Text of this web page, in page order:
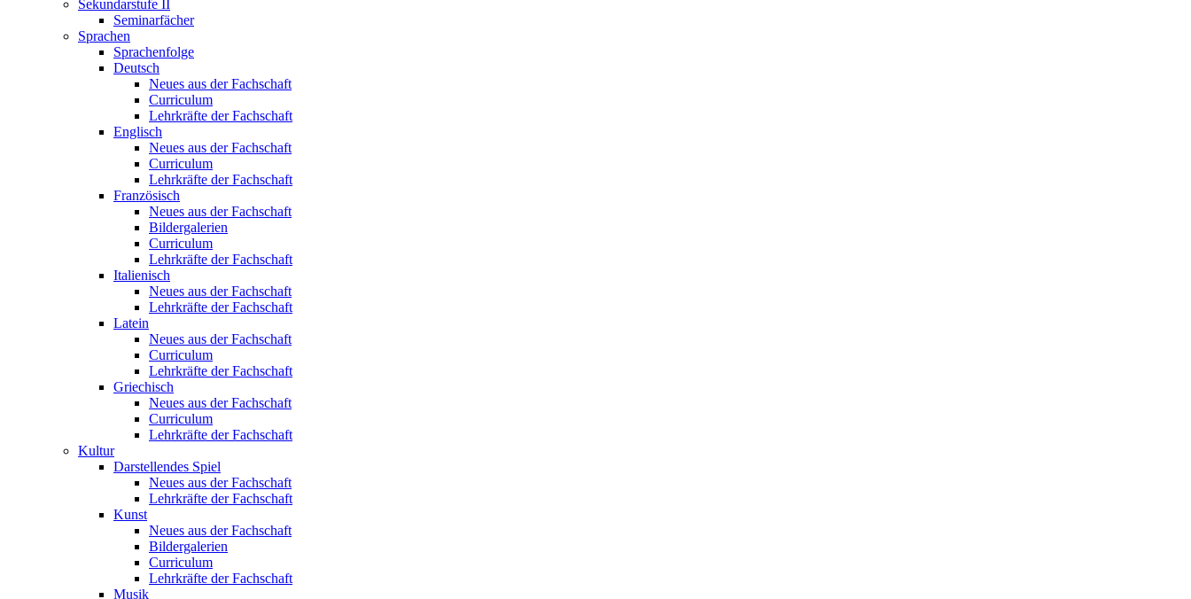
Sekundarstufe II
Seminarfächer
Sprachen
Sprachenfolge
Deutsch
Neues aus der Fachschaft
Curriculum
Lehrkräfte der Fachschaft
Englisch
Neues aus der Fachschaft
Curriculum
Lehrkräfte der Fachschaft
Französisch
Neues aus der Fachschaft
Bildergalerien
Curriculum
Lehrkräfte der Fachschaft
Italienisch
Neues aus der Fachschaft
Lehrkräfte der Fachschaft
Latein
Neues aus der Fachschaft
Curriculum
Lehrkräfte der Fachschaft
Griechisch
Neues aus der Fachschaft
Curriculum
Lehrkräfte der Fachschaft
Kultur
Darstellendes Spiel
Neues aus der Fachschaft
Lehrkräfte der Fachschaft
Kunst
Neues aus der Fachschaft
Bildergalerien
Curriculum
Lehrkräfte der Fachschaft
Musik